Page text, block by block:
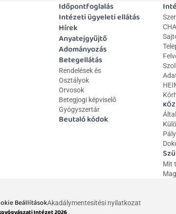
Időpontfoglalás
Intézeti ügyeleti ellátás
Hírek
Anyatejgyűjtő
Adományozás
Betegellátás
Rendelések és
Osztályok
Orvosok
Betegjogi képviselő
Gyógyszertár
Beutaló kódok
Mit
BeállításokAkadálymentesítési nyilatkozat